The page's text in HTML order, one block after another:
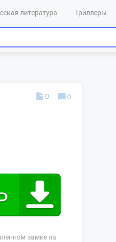
литература Триллеры
замке на
0 0